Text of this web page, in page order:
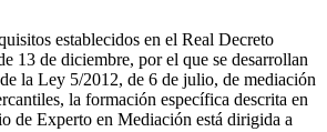
establecidos en el Real Decreto
13 de diciembre, por el que se desarrollan
la Ley 5/2012, de 6 de julio, de mediación
la formación específica descrita en
de Experto en Mediación está dirigida a